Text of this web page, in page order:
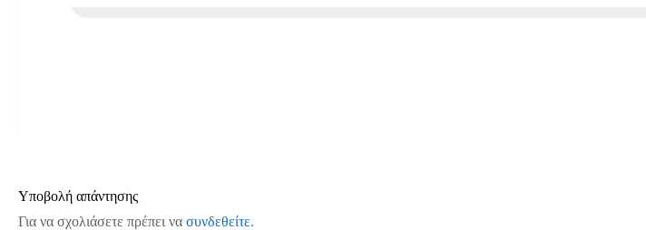
Υποβολή απάντησης
Για να σχολιάσετε πρέπει να συνδεθείτε.